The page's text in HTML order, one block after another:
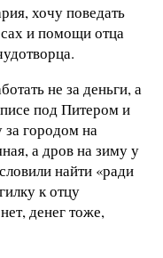
хочу поведать
и помощи отца
не за деньги, а
под Питером и
за городом на
а дров на зиму у
найти «ради
к отцу
нет, денег тоже,